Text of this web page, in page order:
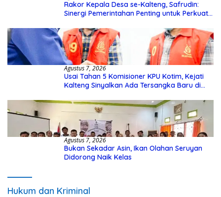
Rakor Kepala Desa se-Kalteng, Safrudin:
Sinergi Pemerintahan Penting untuk Perkuat
Agustus 7, 2026
Usai Tahan 5 Komisioner KPU Kotim, Kejati
Kalteng Sinyalkan Ada Tersangka Baru di
Agustus 7, 2026
Bukan Sekadar Asin, Ikan Olahan Seruyan
Didorong Naik Kelas
Hukum dan Kriminal